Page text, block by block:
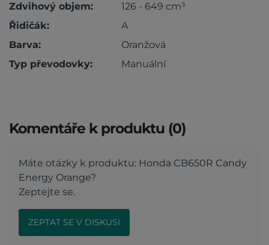
Zdvihový objem:
126 - 649 cm³
Řidičák:
A
Barva:
Oranžová
Typ převodovky:
Manuální
Komentáře k produktu (0)
Máte otázky k produktu: Honda CB650R Candy
Energy Orange?
Zeptejte se.
ZEPTAT SE V DISKUSI